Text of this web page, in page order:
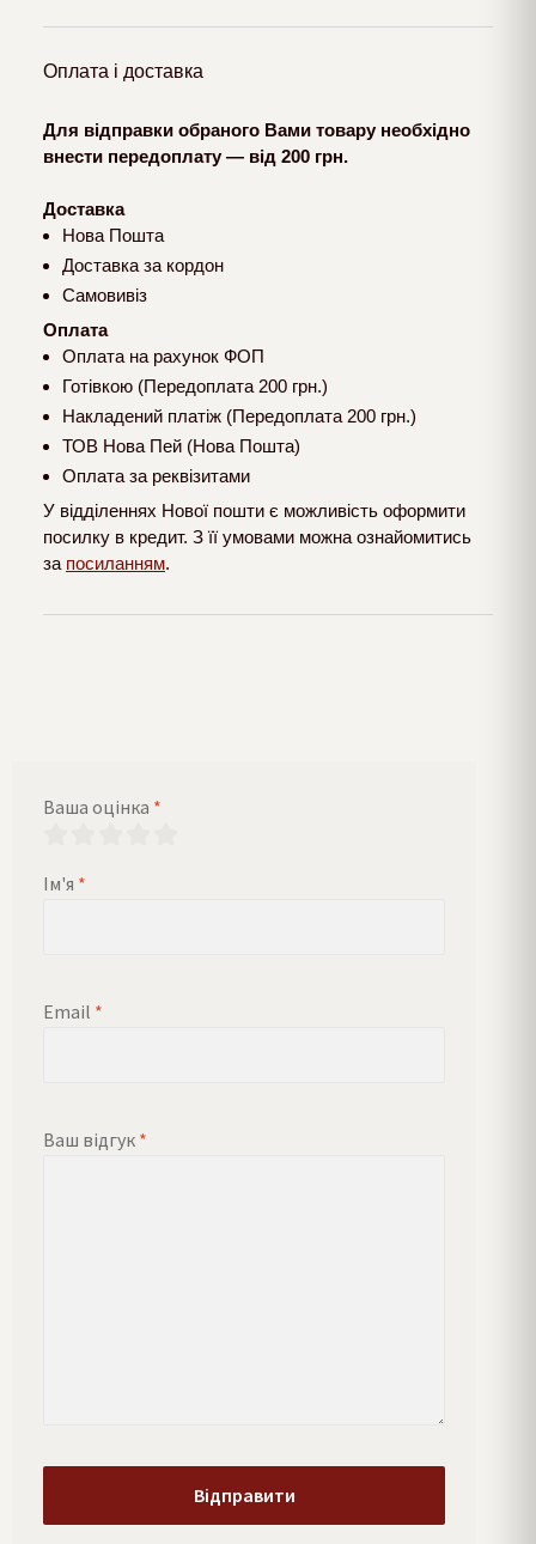
Оплата і доставка
Для відправки обраного Вами товару необхідно
внести передоплату — від 200 грн.
Доставка
Нова Пошта
Доставка за кордон
Самовивіз
Оплата
Оплата на рахунок ФОП
Готівкою (Передоплата 200 грн.)
Накладений платіж (Передоплата 200 грн.)
ТОВ Нова Пей (Нова Пошта)
Оплата за реквізитами
У відділеннях Нової пошти є можливість оформити
посилку в кредит. З її умовами можна ознайомитись
за посиланням.
Ваша оцінка *
Ім'я *
Email *
Ваш відгук *